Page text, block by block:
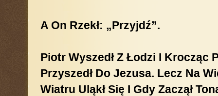
A On Rzekł: „Przyjdź”.
Piotr Wyszedł Z Łodzi I Krocząc
Przyszedł Do Je­zusa. Lecz Na
Wiatru Uląkł Się I Gdy Zaczął